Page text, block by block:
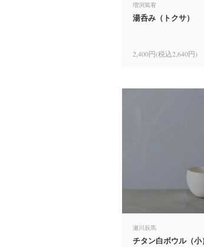
増渕篤宥
湯呑み（トクサ）
2,400円(税込2,640円)
瀬川辰馬
チタン白ボウル（小）